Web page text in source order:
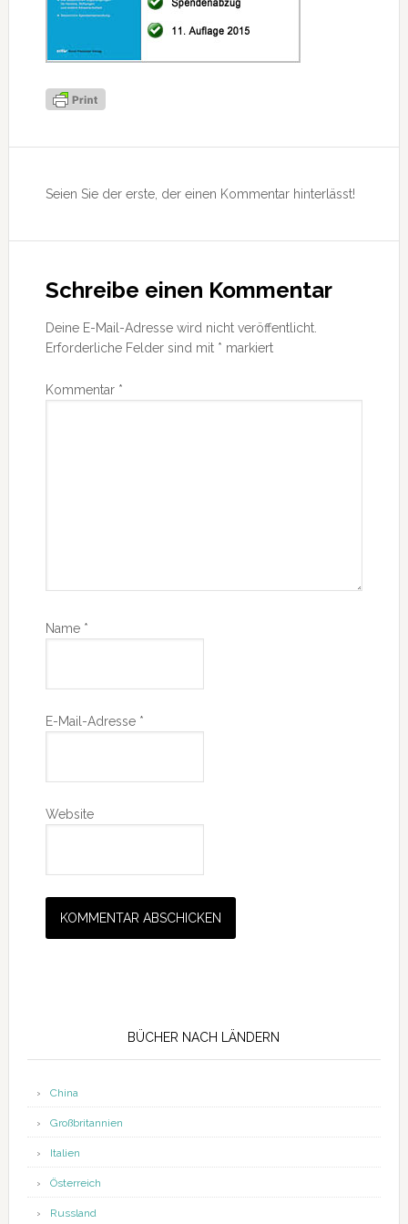
Interaktionen
Seien Sie der erste, der einen Kommentar hinterlässt!
Schreibe einen Kommentar
Deine E-Mail-Adresse wird nicht veröffentlicht.
Erforderliche Felder sind mit * markiert
Kommentar *
Name *
E-Mail-Adresse *
Website
BÜCHER NACH LÄNDERN
China
Großbritannien
Italien
Österreich
Russland